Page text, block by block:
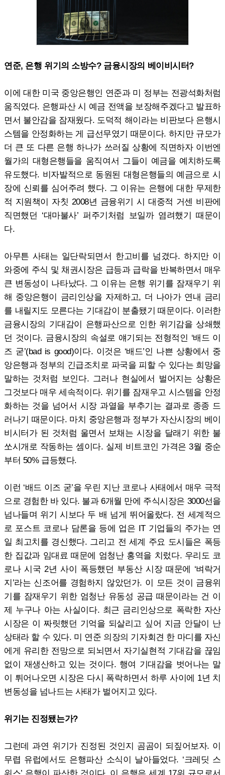
연준, 은행 위기의 소방수? 금융시장의 베이비시터?
이에 대한 미국 중앙은행인 연준과 미 정부는 전광석화처럼
움직였다. 은행파산 시 예금 전액을 보장해주겠다고 발표하
면서 불안감을 잠재웠다. 도덕적 해이라는 비판보다 은행시
스템을 안정화하는 게 급선무였기 때문이다. 하지만 규모가
더 큰 또 다른 은행 하나가 쓰러질 상황에 직면하자 이번엔
월가의 대형은행들을 움직여서 그들이 예금을 예치하도록
유도했다. 비자발적으로 동원된 대형은행들의 예금으로 시
장에 신뢰를 심어주려 했다. 그 이유는 은행에 대한 무제한
적 지원책이 자칫 2008년 금융위기 시 대중적 거센 비판에
직면했던 ‘대마불사’ 퍼주기처럼 보일까 염려했기 때문이
다.
아무튼 사태는 일단락되면서 한고비를 넘겼다. 하지만 이
와중에 주식 및 채권시장은 급등과 급락을 반복하면서 매우
큰 변동성이 나타났다. 그 이유는 은행 위기를 잠재우기 위
해 중앙은행이 금리인상을 자제하고, 더 나아가 연내 금리
를 내릴지도 모른다는 기대감이 분출됐기 때문이다. 이러한
금융시장의 기대감이 은행파산으로 인한 위기감을 상쇄했
던 것이다. 금융시장의 속설로 얘기되는 전형적인 ‘배드 이
즈 굳’(bad is good)이다. 이것은 ‘배드’인 나쁜 상황에서 중
앙은행과 정부의 긴급조치로 파국을 피할 수 있다는 희망을
말하는 것처럼 보인다. 그러나 현실에서 벌어지는 상황은
그것보다 매우 세속적이다. 위기를 잠재우고 시스템을 안정
화하는 것을 넘어서 시장 과열을 부추기는 결과로 종종 드
러나기 때문이다. 마치 중앙은행과 정부가 자산시장의 베이
비시터가 된 것처럼 울면서 보채는 시장을 달래기 위한 불
쏘시개로 작동하는 셈이다. 실제 비트코인 가격은 3월 중순
부터 50% 급등했다.
이런 ‘배드 이즈 굳’을 우린 지난 코로나 사태에서 매우 극적
으로 경험한 바 있다. 불과 6개월 만에 주식시장은 3000선을
넘나들며 위기 시보다 두 배 넘게 뛰어올랐다. 전 세계적으
로 포스트 코로나 담론을 등에 업은 IT 기업들의 주가는 연
일 최고치를 경신했다. 그리고 전 세계 주요 도시들은 폭등
한 집값과 임대료 때문에 엄청난 홍역을 치렀다. 우리도 코
로나 시국 2년 사이 폭등했던 부동산 시장 때문에 ‘벼락거
지’라는 신조어를 경험하지 않았던가. 이 모든 것이 금융위
기를 잠재우기 위한 엄청난 유동성 공급 때문이라는 건 이
제 누구나 아는 사실이다. 최근 금리인상으로 폭락한 자산
시장은 이 짜릿했던 기억을 되살리고 싶어 지금 안달이 난
상태라 할 수 있다. 미 연준 의장의 기자회견 한 마디를 자신
에게 유리한 전망으로 되뇌면서 자기실현적 기대감을 끊임
없이 재생산하고 있는 것이다. 행여 기대감을 벗어나는 말
이 튀어나오면 시장은 다시 폭락하면서 하루 사이에 1년 치
변동성을 넘나드는 사태가 벌어지고 있다.
위기는 진정됐는가?
그런데 과연 위기가 진정된 것인지 곰곰이 되짚어보자. 이
무렵 유럽에서도 은행파산 소식이 날아들었다. ‘크레딧 스
위스’ 은행이 파산한 것이다. 이 은행은 세계 17위 규모로서